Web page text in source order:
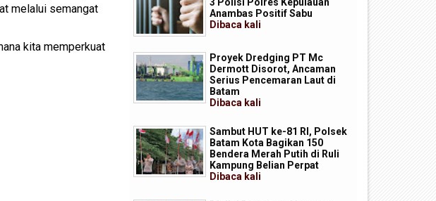
melalui semangat
kita memperkuat
Anambas Positif Sabu
Dibaca kali
Proyek Dredging PT Mc
Dermott Disorot, Ancaman
Serius Pencemaran Laut di
Batam
Dibaca kali
Sambut HUT ke-81 RI, Polsek
Batam Kota Bagikan 150
Bendera Merah Putih di Ruli
Kampung Belian Perpat
Dibaca kali